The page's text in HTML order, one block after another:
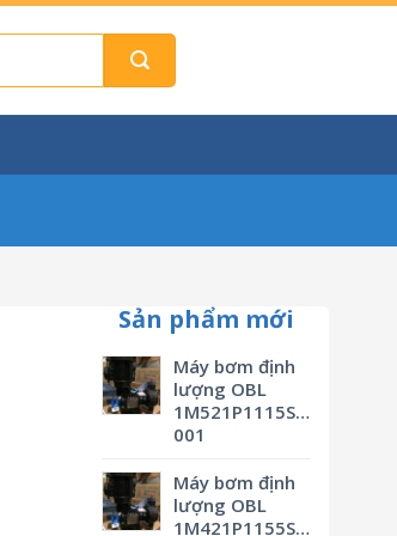
Sản phẩm mới
Máy bơm định
lượng OBL
1M521P1115SVBSMV0M3-
001
Máy bơm định
lượng OBL
1M421P1155SVBSMV0M3-